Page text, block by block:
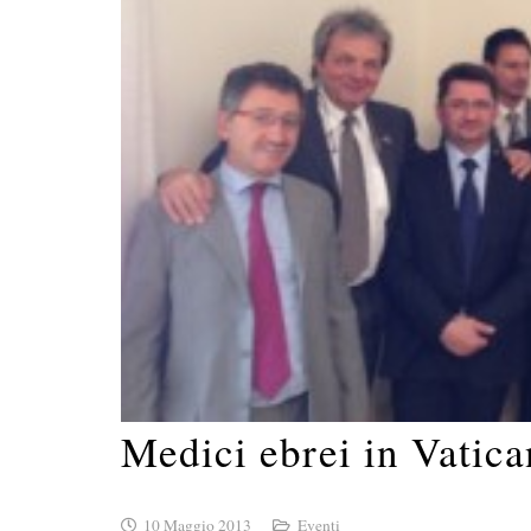
Medici ebrei in
10 Maggio 2013 Eventi